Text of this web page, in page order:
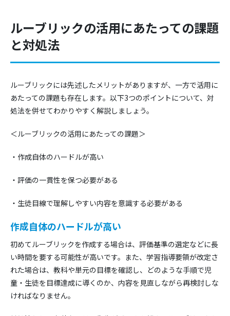
ルーブリックの活用にあたっての課題
と対処法
ルーブリックには先述したメリットがありますが、一方で活用に
あたっての課題も存在します。以下3つのポイントについて、対
処法を併せてわかりやすく解説しましょう。
＜ルーブリックの活用にあたっての課題＞
・作成自体のハードルが高い
・評価の一貫性を保つ必要がある
・生徒目線で理解しやすい内容を意識する必要がある
作成自体のハードルが高い
初めてルーブリックを作成する場合は、評価基準の選定などに長
い時間を要する可能性が高いです。また、学習指導要領が改定さ
れた場合は、教科や単元の目標を確認し、どのような手順で児
童・生徒を目標達成に導くのか、内容を見直しながら再検討しな
ければなりません。